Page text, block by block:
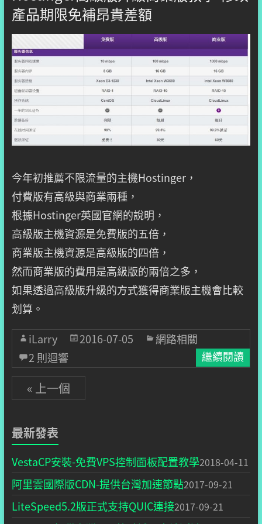
產品期限免補昂貴差額
今年初推薦不限流量的主機Hostinger，
付費版有高級與商業兩種，
根據Hostinger英國官網的說明，
高級版主機資源是免費版的五倍，
商業版主機資源是高級版的四倍，
然而商業版的費用是高級版的兩倍之多，
如果透過高級版升級的方式獲得商業版主機會比較
划算。
iLarry
2016-07-05
網路相關
2 則迴響
繼續閱讀
« 上一個
最新發表
VestaCP安裝-免費VPS控制面板配置教學2018-04-11
阿里雲國際版CDN-提供台灣加速節點2017-09-21
LiteSpeed5.2版正式支持QUIC連接2017-09-21